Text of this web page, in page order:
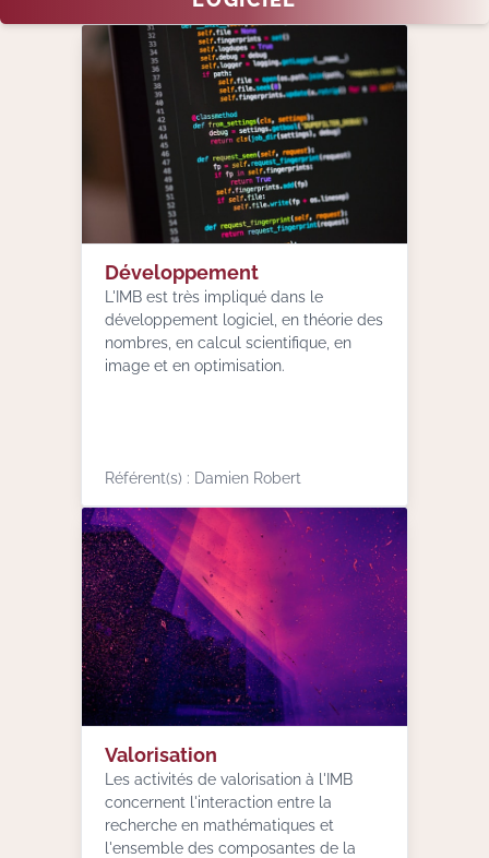
Développement
L'IMB est très impliqué dans le
développement logiciel, en théorie des
nombres, en calcul scientifique, en
image et en optimisation.
Référent(s) : Damien Robert
Valorisation
Les activités de valorisation à l'IMB
concernent l'interaction entre la
recherche en mathématiques et
l'ensemble des composantes de la